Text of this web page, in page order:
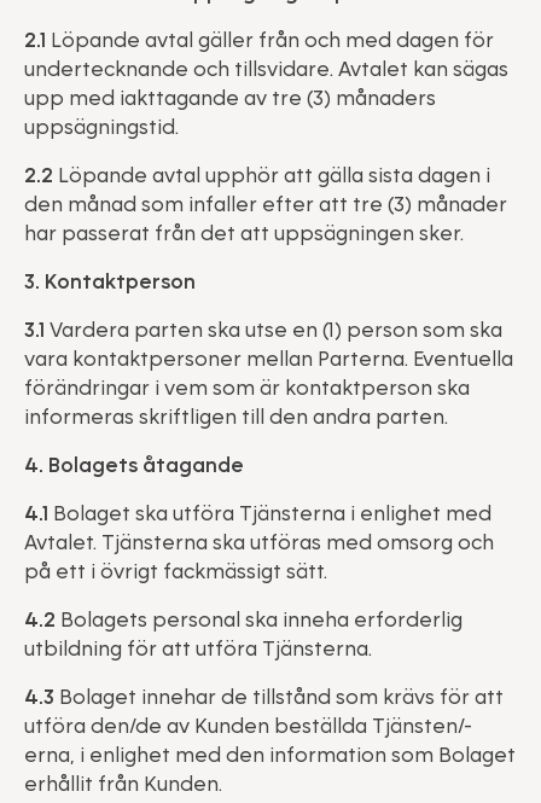
2.1 Löpande avtal gäller från och med dagen för
undertecknande och tillsvidare. Avtalet kan sägas
upp med iakttagande av tre (3) månaders
uppsägningstid.
2.2 Löpande avtal upphör att gälla sista dagen i
den månad som infaller efter att tre (3) månader
har passerat från det att uppsägningen sker.
3. Kontaktperson
3.1 Vardera parten ska utse en (1) person som ska
vara kontaktpersoner mellan Parterna. Eventuella
förändringar i vem som är kontaktperson ska
informeras skriftligen till den andra parten.
4. Bolagets åtagande
4.1 Bolaget ska utföra Tjänsterna i enlighet med
Avtalet. Tjänsterna ska utföras med omsorg och
på ett i övrigt fackmässigt sätt.
4.2 Bolagets personal ska inneha erforderlig
utbildning för att utföra Tjänsterna.
4.3 Bolaget innehar de tillstånd som krävs för att
utföra den/de av Kunden beställda Tjänsten/-
erna, i enlighet med den information som Bolaget
erhållit från Kunden.